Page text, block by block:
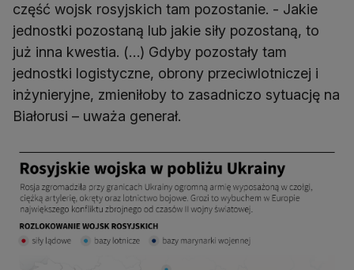
część wojsk rosyjskich tam pozostanie. - Jakie
jednostki pozostaną lub jakie siły pozostaną, to
już inna kwestia. (…) Gdyby pozostały tam
jednostki logistyczne, obrony przeciwlotniczej i
inżynieryjne, zmieniłoby to zasadniczo sytuację na
Białorusi – uważa generał.